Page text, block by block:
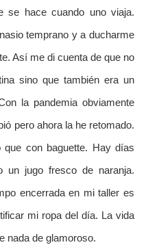
se hace cuando uno viaja.
temprano y a ducharme
Así me di cuenta de que no
sino que también era un
la pandemia obviamente
pero ahora la he retomado.
con baguette. Hay días
jugo fresco de naranja.
encerrada en mi taller es
mi ropa del día. La vida
nada de glamoroso.